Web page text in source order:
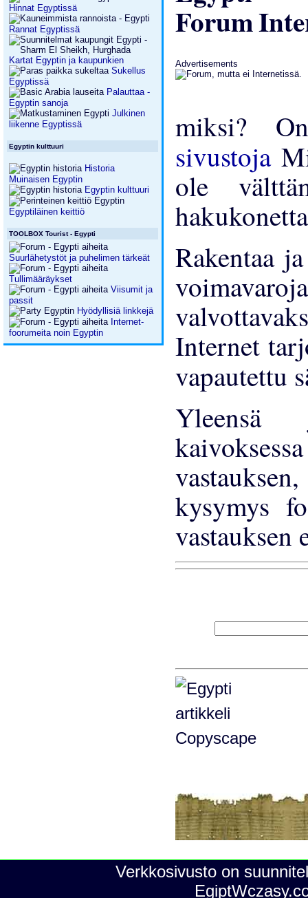
Hinnat Egyptissä
Rannat Egyptissä
Kartat Egyptin ja kaupunkien
Sukellus
Egyptissä
Palauttaa -
Egyptin sanoja
Julkinen
liikenne Egyptissä
Egyptin kulttuuri
Historia
Muinaisen Egyptin
Egyptin kulttuuri
Egyptiläinen keittiö
TOOLBOX Tourist - Egypti
Suurlähetystöt ja puhelimen tärkeät
Tullimääräykset
Viisumit ja
passit
Hyödyllisiä linkkejä
Internet-
foorumeita noin Egyptin
Advertisements
miksi?
sivustoja
ole
Rakentaa
Internet
vapautettu
kysymys
vastauksen
Verkkosivusto on